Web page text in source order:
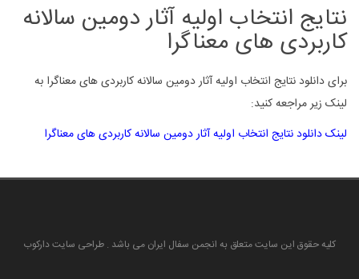
نتایج انتخاب اولیه آثار دومین سالانه
کاربردی های معناگرا
برای دانلود نتایج انتخاب اولیه آثار دومین سالانه کاربردی های معناگرا به
لینک زیر مراجعه کنید:
لینک دانلود نتایج انتخاب اولیه آثار دومین سالانه کاربردی های معناگرا
کلیه حقوق این سایت متعلق به انجمن سفال ایران می باشد . طراحی سایت دارکوب